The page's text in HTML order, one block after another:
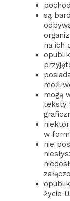
są
na ich
mogą
teksty
w
nie
życie